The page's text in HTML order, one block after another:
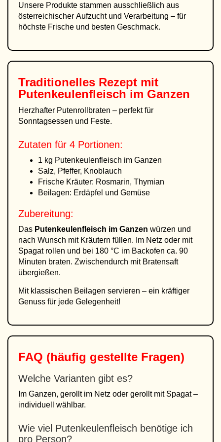
Unsere Produkte stammen ausschließlich aus
österreichischer Aufzucht und Verarbeitung – für
höchste Frische und besten Geschmack.
Traditionelles Rezept mit
Putenkeulenfleisch im Ganzen
Herzhafter Putenrollbraten – perfekt für
Sonntagsessen und Feste.
Zutaten für 4 Portionen:
1 kg Putenkeulenfleisch im Ganzen
Salz, Pfeffer, Knoblauch
Frische Kräuter: Rosmarin, Thymian
Beilagen: Erdäpfel und Gemüse
Zubereitung:
Das Putenkeulenfleisch im Ganzen würzen und
nach Wunsch mit Kräutern füllen. Im Netz oder mit
Spagat rollen und bei 180 °C im Backofen ca. 90
Minuten braten. Zwischendurch mit Bratensaft
übergießen.
Mit klassischen Beilagen servieren – ein kräftiger
Genuss für jede Gelegenheit!
FAQ (häufig gestellte Fragen)
Welche Varianten gibt es?
Im Ganzen, gerollt im Netz oder gerollt mit Spagat –
individuell wählbar.
Wie viel Putenkeulenfleisch benötige ich
pro Person?